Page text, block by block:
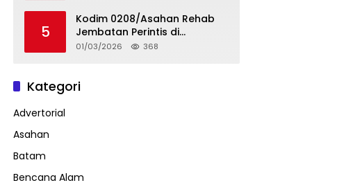
5
Kodim 0208/Asahan Rehab
Jembatan Perintis di
Mandarsah
01/03/2026 368
Kategori
Advertorial
Asahan
Batam
Bencana Alam